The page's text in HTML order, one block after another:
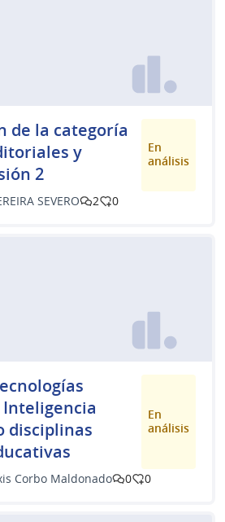
de la categoría
y
2
En
análisis
SEVERO 2 0
disciplinas
En
análisis
Corbo Maldonado 0 0